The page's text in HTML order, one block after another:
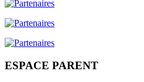
ESPACE PARENT